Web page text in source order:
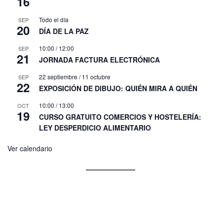
SEP
20
Todo el día
DÍA DE LA PAZ
SEP
21
10:00 /12:00
JORNADA FACTURA ELECTRÓNICA
SEP
22
22 septiembre /11 octubre
EXPOSICIÓN DE DIBUJO: QUIÉN MIRA A QUIÉN
OCT
19
10:00 /13:00
CURSO GRATUITO COMERCIOS Y HOSTELERÍA:
LEY DESPERDICIO ALIMENTARIO
Ver calendario